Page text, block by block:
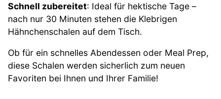
Schnell zubereitet: Ideal für hektische Tage –
nach nur 30 Minuten stehen die Klebrigen
Hähnchenschalen auf dem Tisch.
Ob für ein schnelles Abendessen oder Meal Prep,
diese Schalen werden sicherlich zum neuen
Favoriten bei Ihnen und Ihrer Familie!